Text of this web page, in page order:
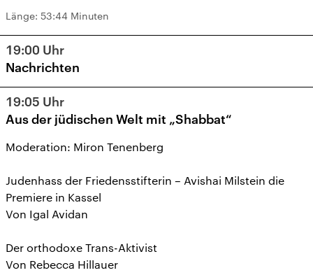
Länge: 53:44 Minuten
19:00 Uhr
Nachrichten
19:05 Uhr
Aus der jüdischen Welt mit „Shabbat“
Moderation: Miron Tenenberg
Judenhass der Friedensstifterin – Avishai Milstein die
Premiere in Kassel
Von Igal Avidan
Der orthodoxe Trans-Aktivist
Von Rebecca Hillauer